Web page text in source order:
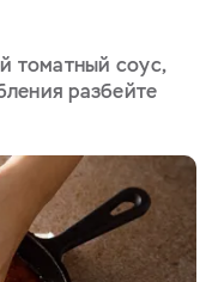
томатный соус,
разбейте